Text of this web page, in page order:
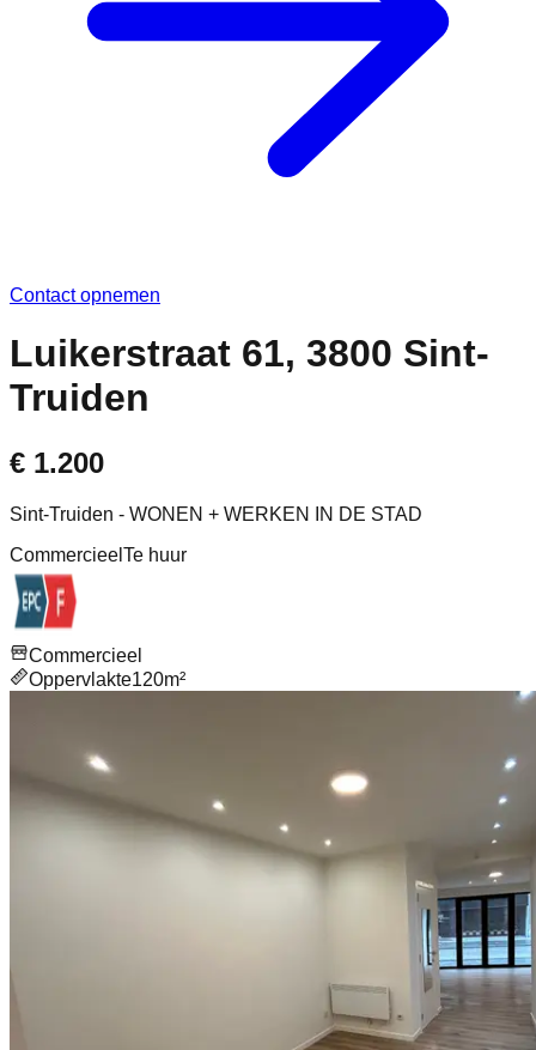
Contact opnemen
Luikerstraat 61, 3800 Sint-
Truiden
€ 1.200
Sint-Truiden - WONEN + WERKEN IN DE STAD
Commercieel Te huur
Commercieel
Oppervlakte120m²